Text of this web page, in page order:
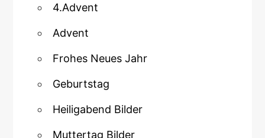
4.Advent
Advent
Frohes Neues Jahr
Geburtstag
Heiligabend Bilder
Muttertag Bilder